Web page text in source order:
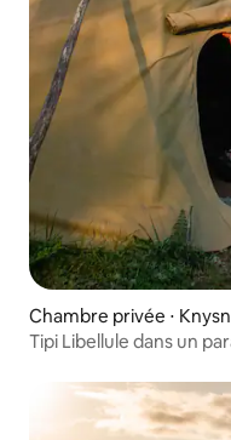
Chambre privée ⋅
Tipi Libellule dans un